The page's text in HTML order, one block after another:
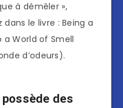
à démêler »,
dans le livre : Being a
a World of Smell
d’odeurs).
possède des